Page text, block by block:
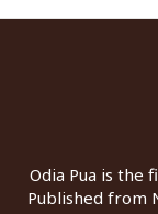
Odia Pua is the
Published from